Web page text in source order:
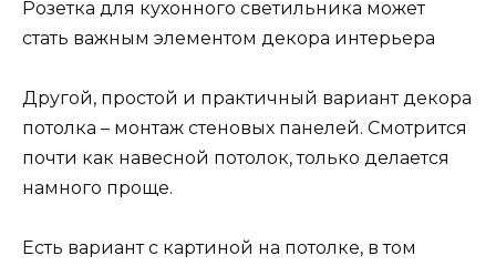
Розетка для кухонного светильника может
стать важным элементом декора интерьера
Другой, простой и практичный вариант декора
потолка – монтаж стеновых панелей. Смотрится
почти как навесной потолок, только делается
намного проще.
Есть вариант с картиной на потолке, в том